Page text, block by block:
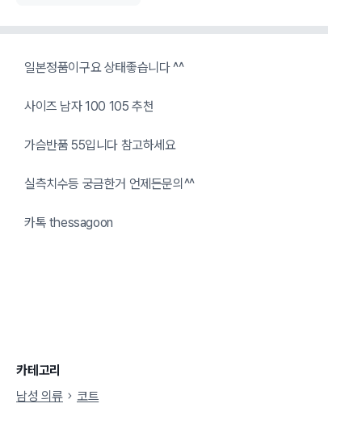
일본정품이구요 상태좋습니다 ^^
사이즈 남자 100 105 추천
가슴반품 55입니다 참고하세요
실측치수등 궁금한거 언제든문의^^
카톡 thessagoon
카테고리
남성 의류
코트